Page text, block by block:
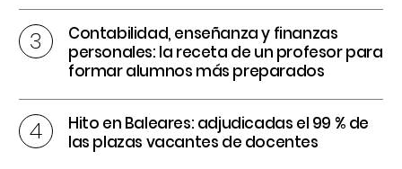
Contabilidad, enseñanza y finanzas
personales: la receta de un profesor para
formar alumnos más preparados
Hito en Baleares: adjudicadas el 99 % de
las plazas vacantes de docentes